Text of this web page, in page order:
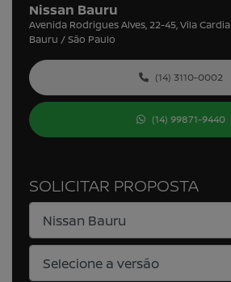
Nissan Bauru
Avenida Rodrigues Alves, 22-45, Vila Cardia
Bauru / São Paulo
(14) 3110-0002
(14) 99871-9440
SOLICITAR PROPOSTA